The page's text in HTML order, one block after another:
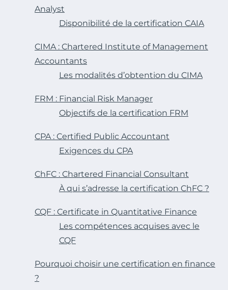
Analyst
Disponibilité de la certification CAIA
CIMA : Chartered Institute of Management
Accountants
Les modalités d’obtention du CIMA
FRM : Financial Risk Manager
Objectifs de la certification FRM
CPA : Certified Public Accountant
Exigences du CPA
ChFC : Chartered Financial Consultant
À qui s’adresse la certification ChFC ?
CQF : Certificate in Quantitative Finance
Les compétences acquises avec le
CQF
Pourquoi choisir une certification en finance
?